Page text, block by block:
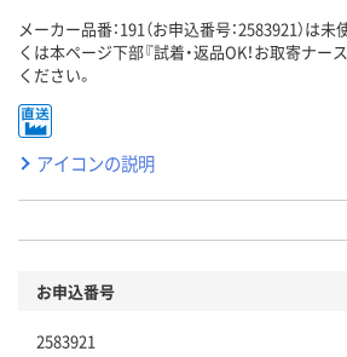
メーカー品番：191（お申込番号：2583921）は
くは本ページ下部『試着・返品OK！お取寄ナー
ください。
アイコンの説明
お申込番号
2583921